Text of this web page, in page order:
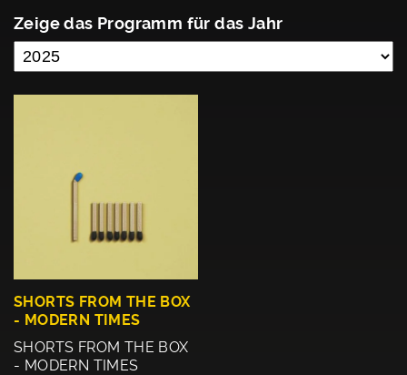
Zeige das Programm für das Jahr
SHORTS FROM THE BOX
- MODERN TIMES
SHORTS FROM THE BOX
- MODERN TIMES